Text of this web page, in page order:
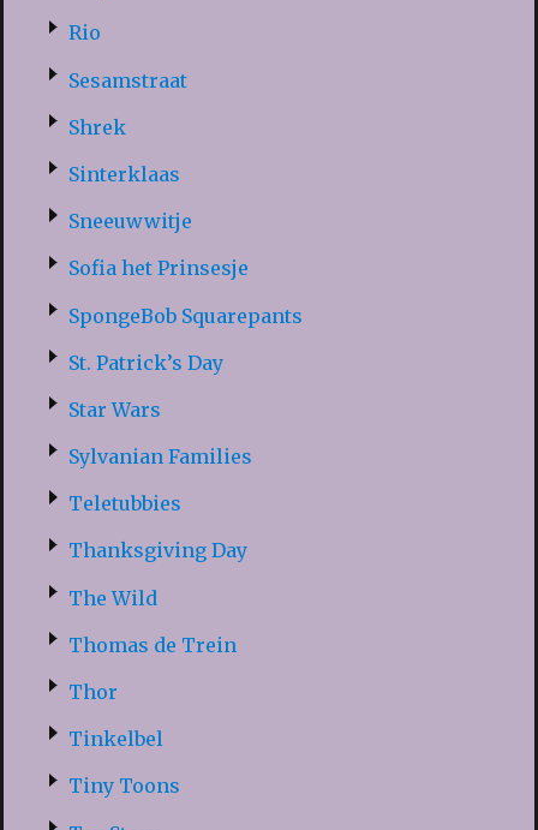
Rio
Sesamstraat
Shrek
Sinterklaas
Sneeuwwitje
Sofia het Prinsesje
SpongeBob Squarepants
St. Patrick’s Day
Star Wars
Sylvanian Families
Teletubbies
Thanksgiving Day
The Wild
Thomas de Trein
Thor
Tinkelbel
Tiny Toons